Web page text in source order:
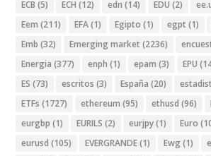
ECB (5) ECH (12) edn (14) EDU (2)
Eem (211) EFA(1) Egipto (1) egpt (1)
Emb (32) Emerging market (2236)
Energia (377) enph (1) epam (3) EPU
ES (73) escritos (3) España (20)
ETFs (1727) ethereum (95) ethusd (96)
eurgbp (1) EURILS (2) eurjpy(1) Euro
eurusd (105) EVERGRANDE(1) Ewg (1)